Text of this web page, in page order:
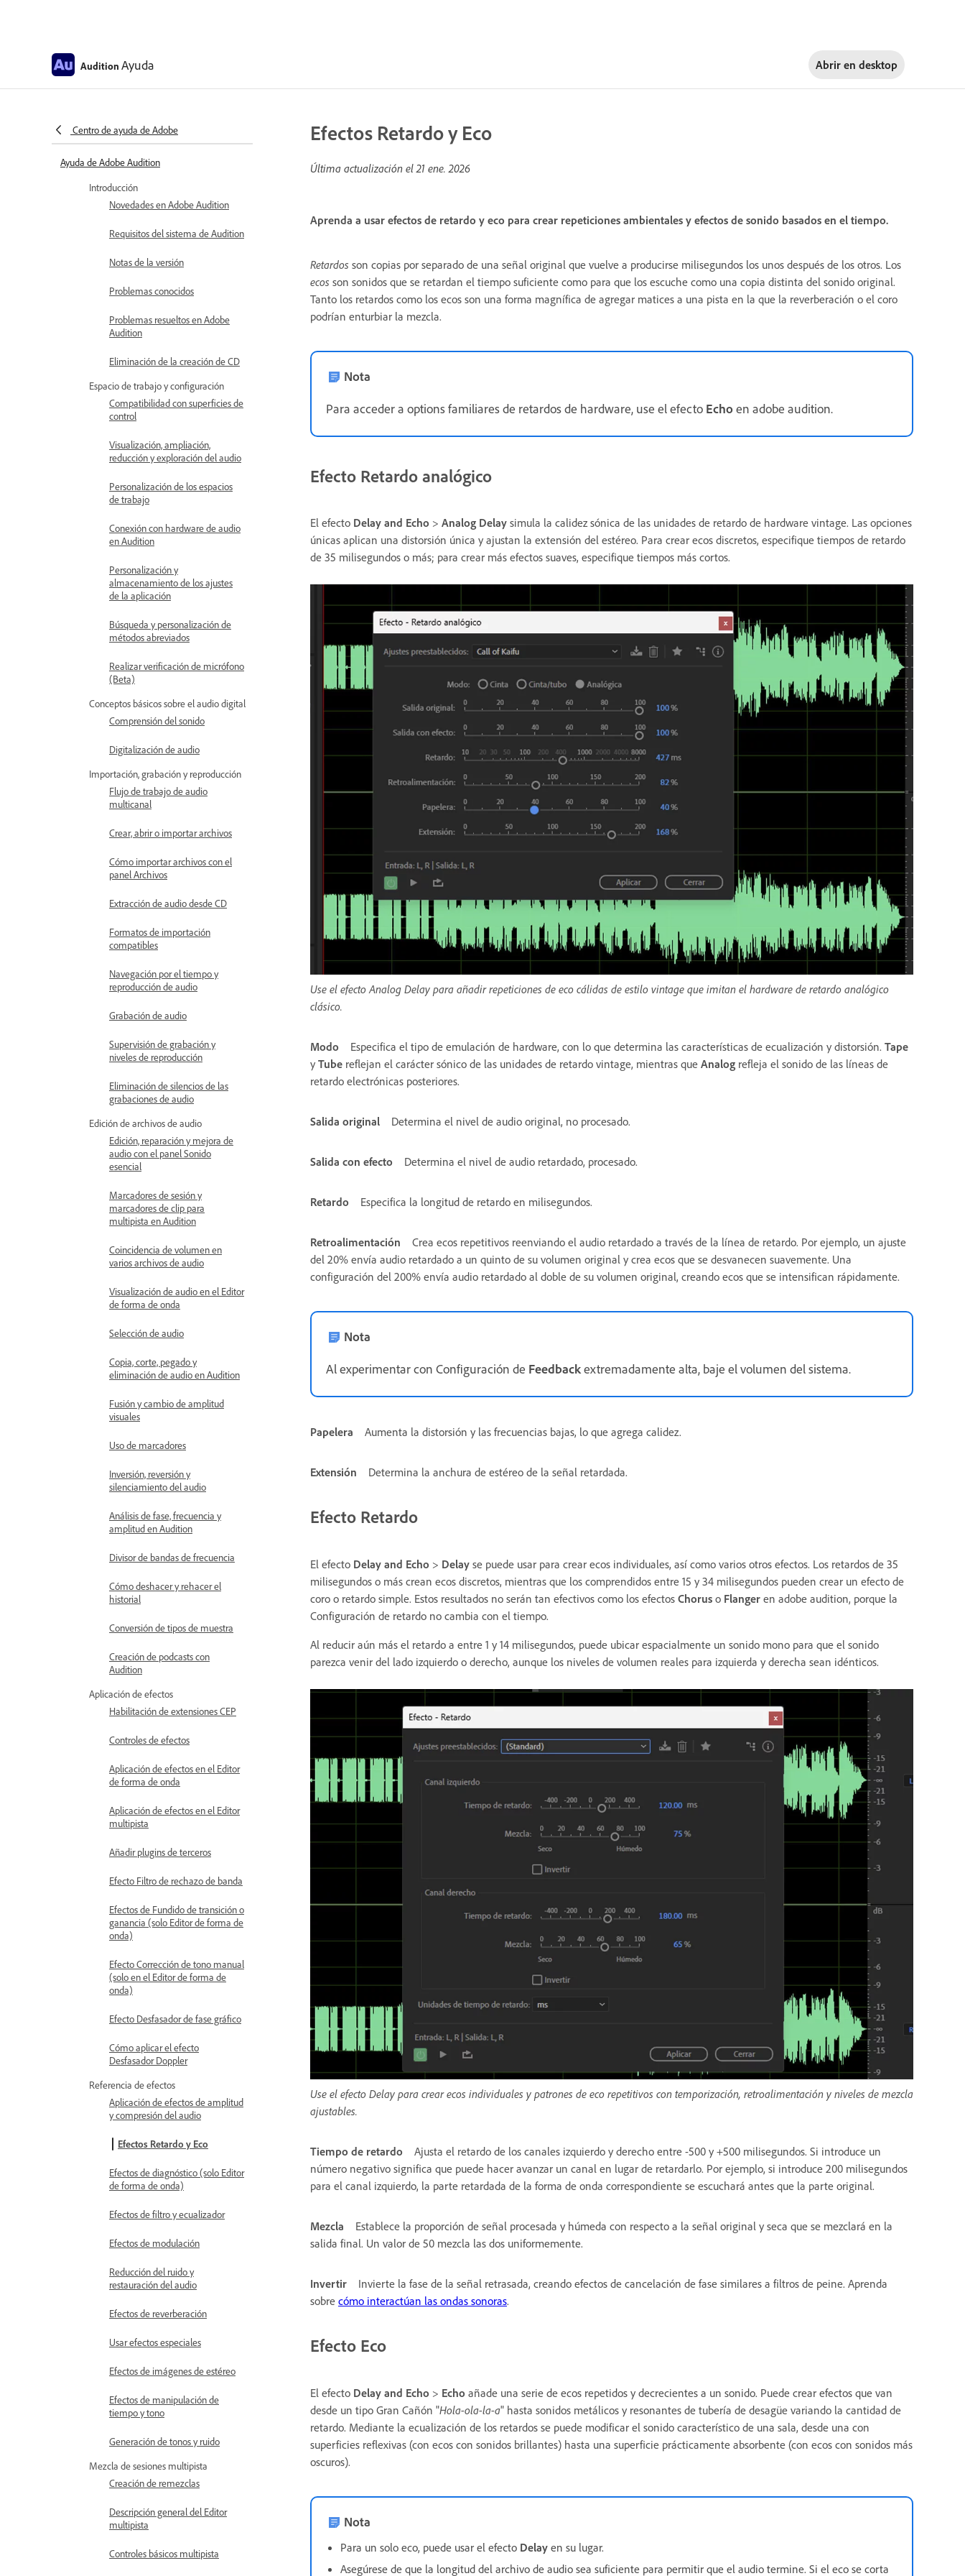
Audition Ayuda Abrir en desktop
Centro de ayuda de Adobe
Ayuda de Adobe Audition
Introducción
Novedades en Adobe Audition
Requisitos del sistema de Audition
Notas de la versión
Problemas conocidos
Problemas resueltos en Adobe
Audition
Eliminación de la creación de CD
Espacio de trabajo y configuración
Compatibilidad con superficies de
control
Visualización, ampliación,
reducción y exploración del audio
Personalización de los espacios
de trabajo
Conexión con hardware de audio
en Audition
Personalización y
almacenamiento de los ajustes
de la aplicación
Búsqueda y personalización de
métodos abreviados
Realizar verificación de micrófono
(Beta)
Conceptos básicos sobre el audio digital
Comprensión del sonido
Digitalización de audio
Importación, grabación y reproducción
Flujo de trabajo de audio
multicanal
Crear, abrir o importar archivos
Cómo importar archivos con el
panel Archivos
Extracción de audio desde CD
Formatos de importación
compatibles
Navegación por el tiempo y
reproducción de audio
Grabación de audio
Supervisión de grabación y
niveles de reproducción
Eliminación de silencios de las
grabaciones de audio
Edición de archivos de audio
Edición, reparación y mejora de
audio con el panel Sonido
esencial
Marcadores de sesión y
marcadores de clip para
multipista en Audition
Coincidencia de volumen en
varios archivos de audio
Visualización de audio en el Editor
de forma de onda
Selección de audio
Copia, corte, pegado y
eliminación de audio en Audition
Fusión y cambio de amplitud
visuales
Uso de marcadores
Inversión, reversión y
silenciamiento del audio
Análisis de fase, frecuencia y
amplitud en Audition
Divisor de bandas de frecuencia
Cómo deshacer y rehacer el
historial
Conversión de tipos de muestra
Creación de podcasts con
Audition
Aplicación de efectos
Habilitación de extensiones CEP
Controles de efectos
Aplicación de efectos en el Editor
de forma de onda
Aplicación de efectos en el Editor
multipista
Añadir plugins de terceros
Efecto Filtro de rechazo de banda
Efectos de Fundido de transición o
ganancia (solo Editor de forma de
onda)
Efecto Corrección de tono manual
(solo en el Editor de forma de
onda)
Efecto Desfasador de fase gráfico
Cómo aplicar el efecto
Desfasador Doppler
Referencia de efectos
Aplicación de efectos de amplitud
y compresión del audio
Efectos Retardo y Eco
Efectos de diagnóstico (solo Editor
de forma de onda)
Efectos de filtro y ecualizador
Efectos de modulación
Reducción del ruido y
restauración del audio
Efectos de reverberación
Usar efectos especiales
Efectos de imágenes de estéreo
Efectos de manipulación de
tiempo y tono
Generación de tonos y ruido
Mezcla de sesiones multipista
Creación de remezclas
Descripción general del Editor
multipista
Controles básicos multipista
Efectos Retardo y Eco
Última actualización el21 ene. 2026
Aprenda a usar efectos de retardo y eco para crear repeticiones ambientales y efectos de sonido basados en el tiempo.
Retardos son copias por separado de una señal original que vuelve a producirse milisegundos los unos después de los otros. Los
ecos son sonidos que se retardan el tiempo suficiente como para que los escuche como una copia distinta del sonido original.
Tanto los retardos como los ecos son una forma magnífica de agregar matices a una pista en la que la reverberación o el coro
podrían enturbiar la mezcla.
Nota
Para acceder a options familiares de retardos de hardware, use el efecto Echoen adobe audition.
Efecto Retardo analógico
El efecto Delay and Echo > Analog Delay simula la calidez sónica de las unidades de retardo de hardware vintage. Las opciones
únicas aplican una distorsión única y ajustan la extensión del estéreo. Para crear ecos discretos, especifique tiempos de retardo
de 35 milisegundos o más; para crear más efectos suaves, especifique tiempos más cortos.
Use el efecto Analog Delay para añadir repeticiones de eco cálidas de estilo vintage que imitan el hardware de retardo analógico
clásico.
Modo Especifica el tipo de emulación de hardware, con lo que determina las características de ecualización y distorsión. Tape
y Tube reflejan el carácter sónico de las unidades de retardo vintage, mientras que Analog refleja el sonido de las líneas de
retardo electrónicas posteriores.
Salida original Determina el nivel de audio original, no procesado.
Salida con efecto Determina el nivel de audio retardado, procesado.
Retardo Especifica la longitud de retardo en milisegundos.
Retroalimentación
Crea ecos repetitivos reenviando el audio retardado a través de la línea de retardo. Por ejemplo, un ajuste
del 20% envía audio retardado a un quinto de su volumen original y crea ecos que se desvanecen suavemente. Una
configuración del 200% envía audio retardado al doble de su volumen original, creando ecos que se intensifican rápidamente.
Nota
Al experimentar con Configuración de Feedbackextremadamente alta, baje el volumen del sistema.
Papelera Aumenta la distorsión y las frecuencias bajas, lo que agrega calidez.
Extensión Determina la anchura de estéreo de la señal retardada.
Efecto Retardo
El efecto Delay and Echo > Delay se puede usar para crear ecos individuales, así como varios otros efectos. Los retardos de 35
milisegundos o más crean ecos discretos, mientras que los comprendidos entre 15 y 34 milisegundos pueden crear un efecto de
coro o retardo simple. Estos resultados no serán tan efectivos como los efectos Chorus o Flanger en adobe audition, porque la
Configuración de retardo no cambia con el tiempo.
Al reducir aún más el retardo a entre 1 y 14 milisegundos, puede ubicar espacialmente un sonido mono para que el sonido
parezca venir del lado izquierdo o derecho, aunque los niveles de volumen reales para izquierda y derecha sean idénticos.
Use el efecto Delay para crear ecos individuales y patrones de eco repetitivos con temporización, retroalimentación y niveles de mezcla
ajustables.
Tiempo de retardo
Ajusta el retardo de los canales izquierdo y derecho entre -500 y +500 milisegundos. Si introduce un
número negativo significa que puede hacer avanzar un canal en lugar de retardarlo. Por ejemplo, si introduce 200 milisegundos
para el canal izquierdo, la parte retardada de la forma de onda correspondiente se escuchará antes que la parte original.
Mezcla
Establece la proporción de señal procesada y húmeda con respecto a la señal original y seca que se mezclará en la
salida final. Un valor de 50 mezcla las dos uniformemente.
Invertir
Invierte la fase de la señal retrasada, creando efectos de cancelación de fase similares a filtros de peine. Aprenda
sobre cómo interactúan las ondas sonoras.
Efecto Eco
El efecto Delay and Echo > Echo añade una serie de ecos repetidos y decrecientes a un sonido. Puede crear efectos que van
desde un tipo Gran Cañón "Hola-ola-la-a" hasta sonidos metálicos y resonantes de tubería de desagüe variando la cantidad de
retardo. Mediante la ecualización de los retardos se puede modificar el sonido característico de una sala, desde una con
superficies reflexivas (con ecos con sonidos brillantes) hasta una superficie prácticamente absorbente (con ecos con sonidos más
oscuros).
Nota
Para un solo eco, puede usar el efecto Delay en su lugar.
Asegúrese de que la longitud del archivo de audio sea suficiente para permitir que el audio termine. Si el eco se corta